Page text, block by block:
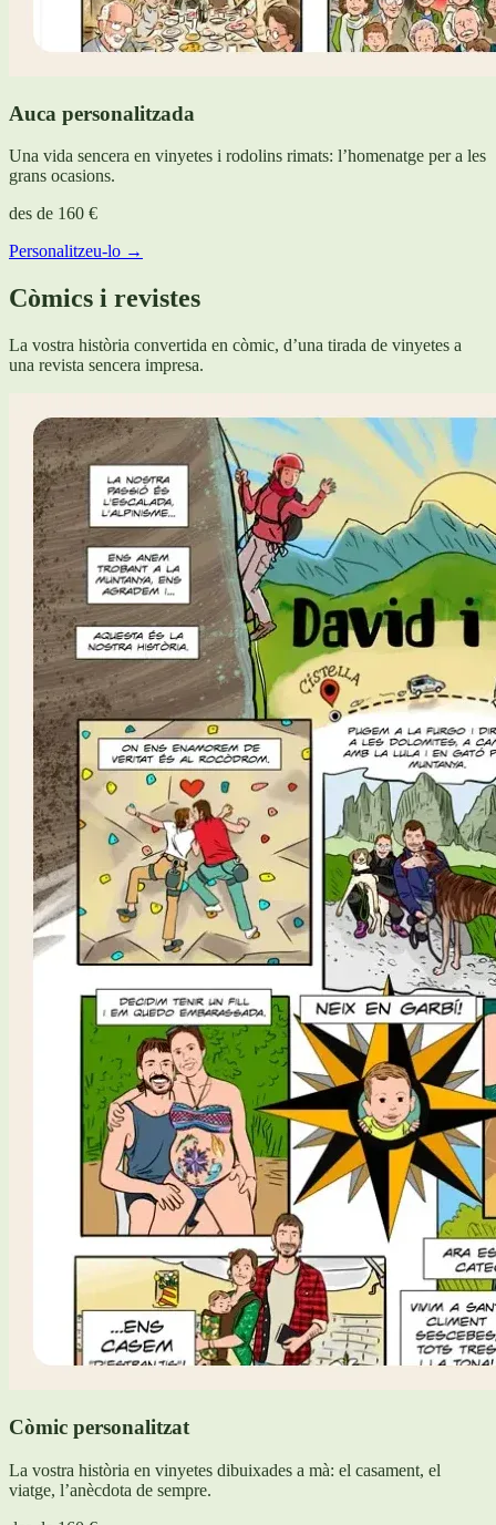
Auca personalitzada
Una vida sencera en vinyetes i rodolins rimats: l’homenatge per a les
grans ocasions.
des de 160 €
Personalitzeu-lo →
Còmics i revistes
La vostra història convertida en còmic, d’una tirada de vinyetes a
una revista sencera impresa.
Còmic personalitzat
La vostra història en vinyetes dibuixades a mà: el casament, el
viatge, l’anècdota de sempre.